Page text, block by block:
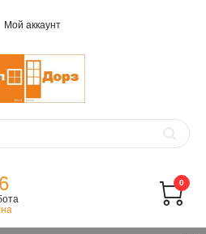
Мой аккаунт
0